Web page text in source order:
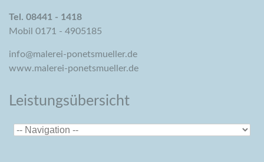
Tel. 08441 - 1418
Mobil 0171 - 4905185
info@malerei-ponetsmueller.de
www.malerei-ponetsmueller.de
Leistungsübersicht